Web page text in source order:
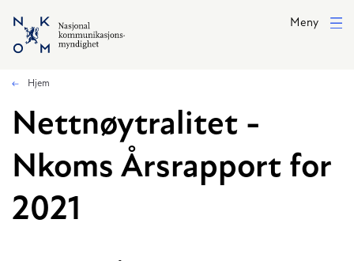
Hopp til hovedinnhold
Meny
Hjem
Nettnøytralitet -
Nkoms Årsrapport for
2021